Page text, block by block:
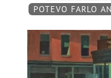
POTEVO FARLO